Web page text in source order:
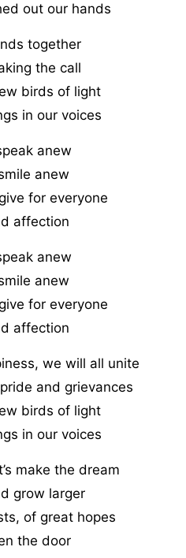
out our hands
together
the call
birds of light
in our voices
anew
anew
for everyone
affection
anew
anew
for everyone
affection
we will all unite
and grievances
birds of light
in our voices
make the dream
grow larger
of great hopes
the door